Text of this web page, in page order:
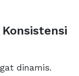
dinamis.